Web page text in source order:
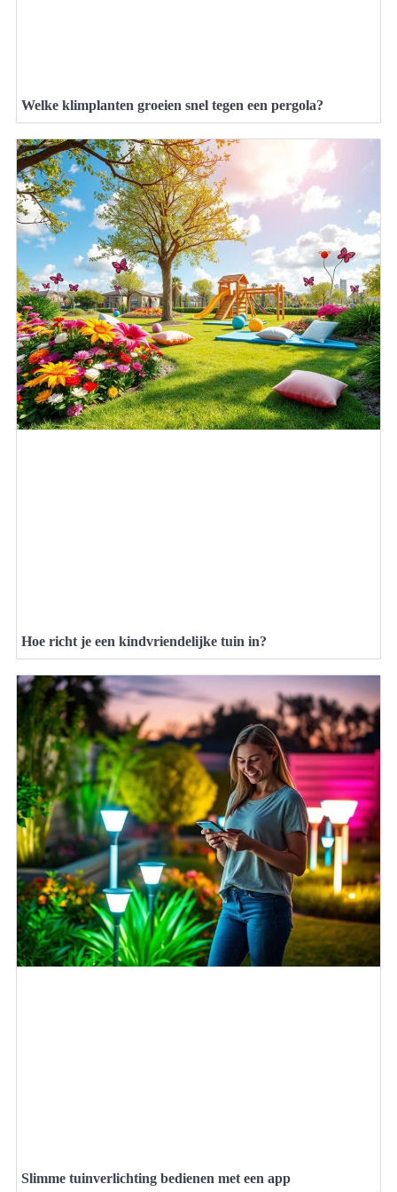
Welke klimplanten groeien snel tegen een pergola?
Hoe richt je een kindvriendelijke tuin in?
Slimme tuinverlichting bedienen met een app